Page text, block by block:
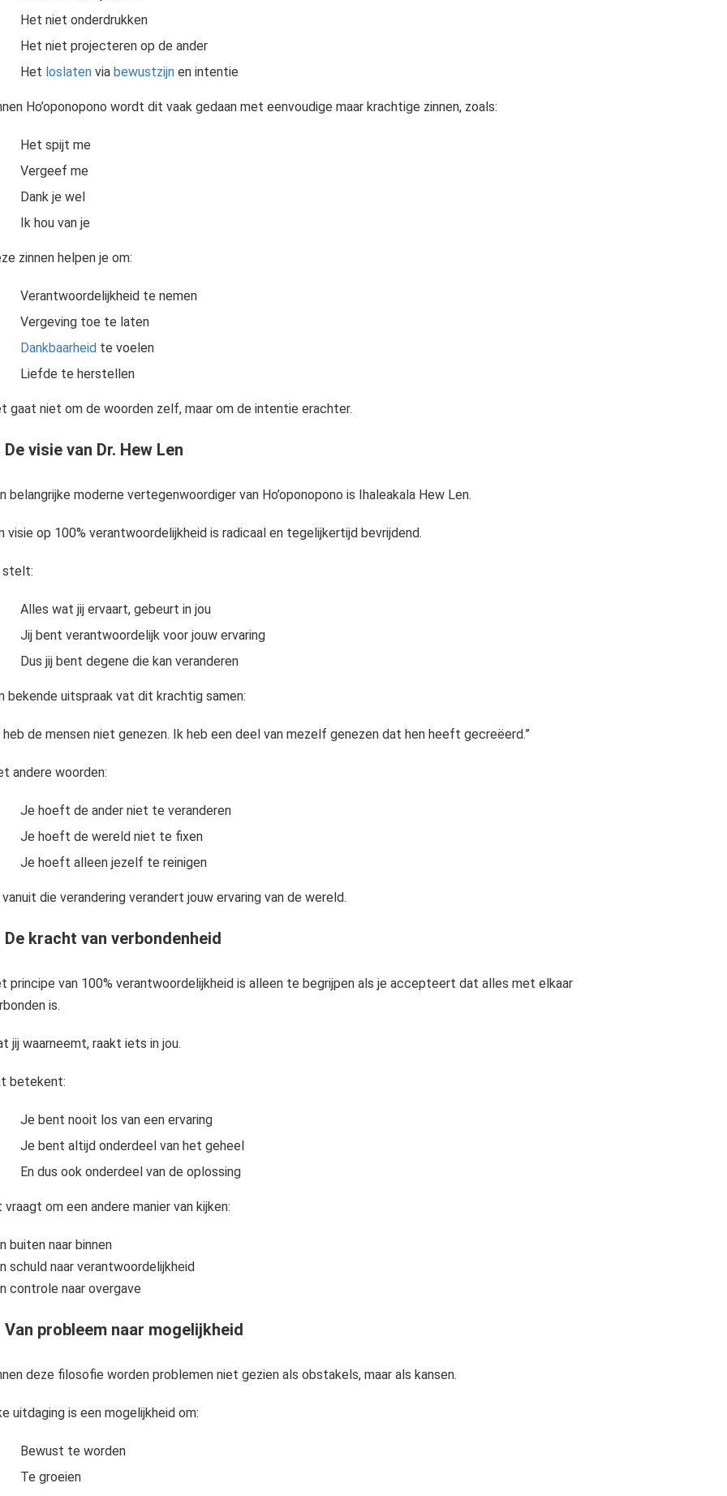
Het niet onderdrukken
Het niet projecteren op de ander
Het loslatenvia bewustzijnen intentie
Ho’oponopono wordt dit vaak gedaan met eenvoudige maar krachtige zinnen, zoals:
Het spijt me
Vergeef me
Dank je wel
Ik hou van je
zinnen helpen je om:
Verantwoordelijkheid te nemen
Vergeving toe te laten
Dankbaarheidte voelen
Liefde te herstellen
gaat niet om de woorden zelf, maar om de intentie erachter.
De visie van Dr. Hew Len
belangrijke moderne vertegenwoordiger van Ho’oponopono is Ihaleakala Hew Len.
visie op 100% verantwoordelijkheid is radicaal en tegelijkertijd bevrijdend.
stelt:
Alles wat jij ervaart, gebeurt in jou
Jij bent verantwoordelijk voor jouw ervaring
Dus jij bent degene die kan veranderen
bekende uitspraak vat dit krachtig samen:
heb de mensen niet genezen. Ik heb een deel van mezelf genezen dat hen heeft gecreëerd.”
andere woorden:
Je hoeft de ander niet te veranderen
Je hoeft de wereld niet te fixen
Je hoeft alleen jezelf te reinigen
vanuit die verandering verandert jouw ervaring van de wereld.
De kracht van verbondenheid
principe van 100% verantwoordelijkheid is alleen te begrijpen als je accepteert dat alles met elkaar
is.
jij waarneemt, raakt iets in jou.
betekent:
Je bent nooit los van een ervaring
Je bent altijd onderdeel van het geheel
En dus ook onderdeel van de oplossing
vraagt om een andere manier van kijken:
buiten naar binnen
schuld naar verantwoordelijkheid
controle naar overgave
Van probleem naar mogelijkheid
deze filosofie worden problemen niet gezien als obstakels, maar als kansen.
uitdaging is een mogelijkheid om:
Bewust te worden
Te groeien